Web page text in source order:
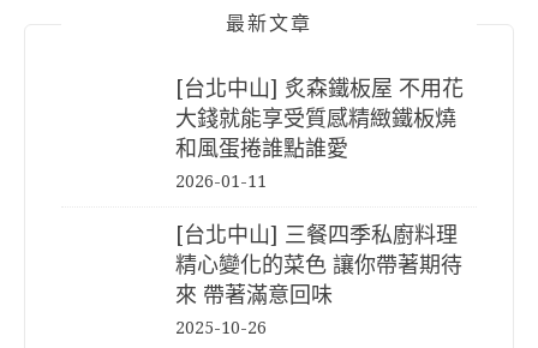
最新文章
[台北中山] 炙森鐵板屋 不用花
大錢就能享受質感精緻鐵板燒
和風蛋捲誰點誰愛
2026-01-11
[台北中山] 三餐四季私廚料理
精心變化的菜色 讓你帶著期待
來 帶著滿意回味
2025-10-26